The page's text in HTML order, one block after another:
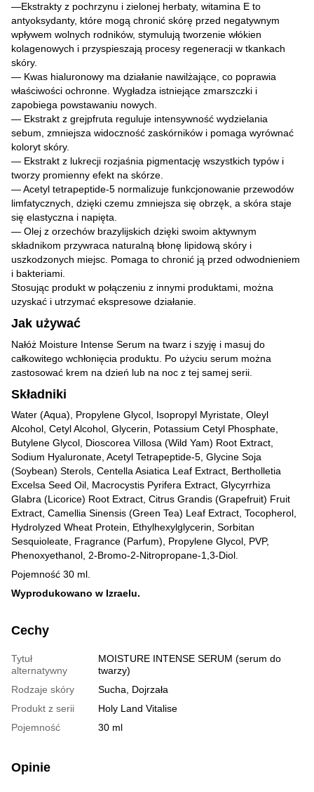
—Ekstrakty z pochrzynu i zielonej herbaty, witamina E to
antyoksydanty, które mogą chronić skórę przed negatywnym
wpływem wolnych rodników, stymulują tworzenie włókien
kolagenowych i przyspieszają procesy regeneracji w tkankach
skóry.
— Kwas hialuronowy ma działanie nawilżające, co poprawia
właściwości ochronne. Wygładza istniejące zmarszczki i
zapobiega powstawaniu nowych.
— Ekstrakt z grejpfruta reguluje intensywność wydzielania
sebum, zmniejsza widoczność zaskórników i pomaga wyrównać
koloryt skóry.
— Ekstrakt z lukrecji rozjaśnia pigmentację wszystkich typów i
tworzy promienny efekt na skórze.
— Acetyl tetrapeptide-5 normalizuje funkcjonowanie przewodów
limfatycznych, dzięki czemu zmniejsza się obrzęk, a skóra staje
się elastyczna i napięta.
— Olej z orzechów brazylijskich dzięki swoim aktywnym
składnikom przywraca naturalną błonę lipidową skóry i
uszkodzonych miejsc. Pomaga to chronić ją przed odwodnieniem
i bakteriami.
Stosując produkt w połączeniu z innymi produktami, można
uzyskać i utrzymać ekspresowe działanie.
Jak używać
Nałóż Moisture Intense Serum na twarz i szyję i masuj do
całkowitego wchłonięcia produktu. Po użyciu serum można
zastosować krem na dzień lub na noc z tej samej serii.
Składniki
Water (Aqua), Propylene Glycol, Isopropyl Myristate, Oleyl
Alcohol, Cetyl Alcohol, Glycerin, Potassium Cetyl Phosphate,
Butylene Glycol, Dioscorea Villosa (Wild Yam) Root Extract,
Sodium Hyaluronate, Acetyl Tetrapeptide-5, Glycine Soja
(Soybean) Sterols, Centella Asiatica Leaf Extract, Bertholletia
Excelsa Seed Oil, Macrocystis Pyrifera Extract, Glycyrrhiza
Glabra (Licorice) Root Extract, Citrus Grandis (Grapefruit) Fruit
Extract, Camellia Sinensis (Green Tea) Leaf Extract, Tocopherol,
Hydrolyzed Wheat Protein, Ethylhexylglycerin, Sorbitan
Sesquioleate, Fragrance (Parfum), Propylene Glycol, PVP,
Phenoxyethanol, 2-Bromo-2-Nitropropane-1,3-Diol.
Pojemność 30 ml.
Wyprodukowano w Izraelu.
Cechy
Tytuł
alternatywny
MOISTURE INTENSE SERUM (serum do
twarzy)
Rodzaje skóry
Sucha, Dojrzała
Produkt z serii
Holy Land Vitalise
Pojemność
30 ml
Opinie